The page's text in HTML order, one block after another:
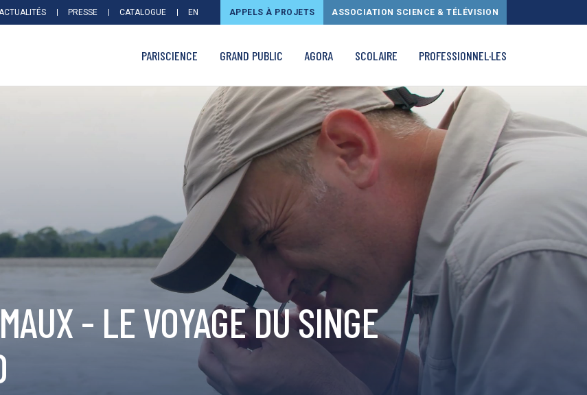
PRESSE CATALOGUE EN APPELS À PROJETS ASSOCIATION SCIENCE & TÉLÉVISION
PARISCIENCE GRAND PUBLIC AGORA SCOLAIRE PROFESSIONNEL·LES
- LE VOYAGE DU SINGE